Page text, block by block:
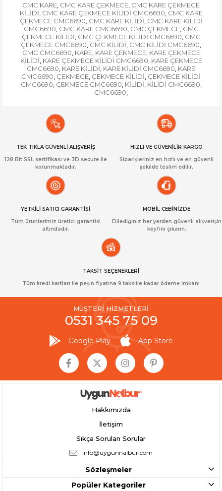
CMC KARE CMC KARE ÇEKMECE CMC KARE ÇEKMECE
KİLİDİ CMC KARE ÇEKMECE KİLİDİ CMC6690 CMC KARE
ÇEKMECE CMC6690 CMC KARE KİLİDİ CMC KARE KİLİDİ
CMC6690 CMC KARE CMC6690 CMC ÇEKMECE, CMC
ÇEKMECE KİLİDİ CMC ÇEKMECE KİLİDİ CMC6690 CMC
ÇEKMECE CMC6690 CMC KİLİDİ CMC KİLİDİ CMC6690
CMC CMC6690 KARE, KARE ÇEKMECE, KARE ÇEKMECE
KİLİDİ KARE ÇEKMECE KİLİDİ CMC6690 KARE ÇEKMECE
CMC6690 KARE KİLİDİ KARE KİLİDİ CMC6690 KARE
CMC6690 ÇEKMECE ÇEKMECE KİLİDİ ÇEKMECE KİLİDİ
CMC6690 ÇEKMECE CMC6690 KİLİDİ KİLİDİ CMC6690
CMC6690
TEK TIKLA GÜVENLİ ALIŞVERİŞ
128 Bit SSL sertifikası ve 3D secure ile
korunmaktadır.
HIZLI VE GÜVENİLİR KARGO
Siparişleriniz en hızlı ve en güvenli
şekilde teslim edilir.
YETKİLİ SATICI GARANTİSİ
Tüm ürünlerimiz üretici garantisi
altındadır.
MOBİL CEBİNİZDE
Dilediğiniz her yerden güvenli alışverişin
keyfini çıkarın.
TAKSİT SEÇENEKLERİ
Tüm kredi kartları ile peşin fiyatına 9 taksit’e kadar ödeme imkanı
MÜŞTERİ HİZMETLERİ
0531 345 75 09
Google Play App Store
Hakkımızda
İletişim
Sıkça Sorulan Sorular
info@uygunnalbur.com
Sözleşmeler
Popüler Kategoriler